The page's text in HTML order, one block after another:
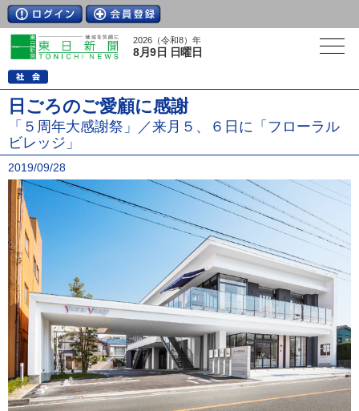
2026（令和8）年
8月9日 日曜日
日ごろのご愛顧に感謝
「５周年大感謝祭」／来月５、６日に「フローラル
ビレッジ」
2019/09/28